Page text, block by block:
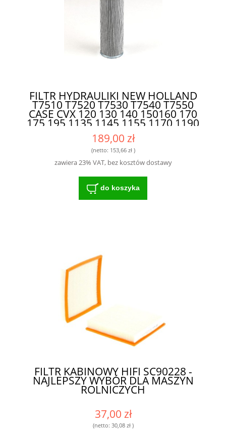
FILTR HYDRAULIKI NEW HOLLAND
T7510 T7520 T7530 T7540 T7550
CASE CVX 120 130 140 150160 170
175 195 1135 1145 1155 1170 1190
|192200280705 P764554| -
PROFESJONALNY FILTR DO MASZYN
ROLNICZYCH
189,00 zł
(netto: 153,66 zł)
zawiera 23% VAT, bez kosztów dostawy
do koszyka
FILTR KABINOWY HIFI SC90228 -
NAJLEPSZY WYBÓR DLA MASZYN
ROLNICZYCH
37,00 zł
(netto: 30,08 zł)